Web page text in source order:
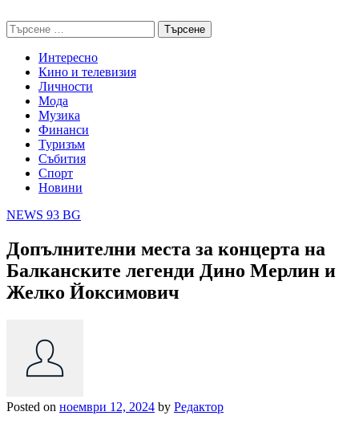
to
content
Търсене
за:
Интересно
Кино и телевизия
Личности
Мода
Музика
Финанси
Туризъм
Събития
Спорт
Новини
NEWS 93 BG
Допълнителни места за концерта на
Балканските легенди Дино Мерлин и
Желко Йоксимович
Posted on ноември 12, 2024 by Редактор